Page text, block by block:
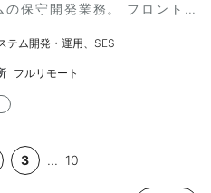
保守開発業務。 フロント：
スキル】： ＜必須＞ ・WEB開
2年以上、 ・コミュニケーショ
【参画時期】：即日～長期 【単
】：不可 【商流】： 【備考】：
テム開発・運用、SES
フルリモート
3 ... 10